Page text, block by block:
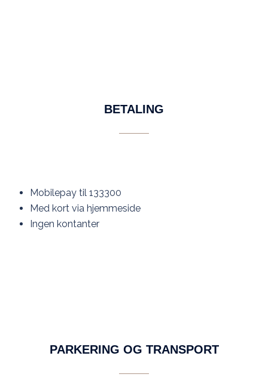
BETALING
Mobilepay til 133300
Med kort via hjemmeside
Ingen kontanter
PARKERING OG TRANSPORT